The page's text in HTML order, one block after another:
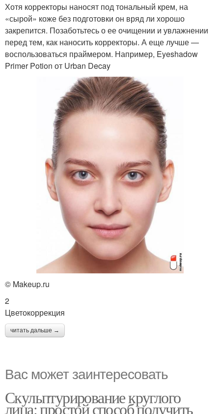
Хотя корректоры наносят под тональный крем, на
«сырой» коже без подготовки он вряд ли хорошо
закрепится. Позаботьтесь о ее очищении и увлажнении
перед тем, как наносить корректоры. А еще лучше —
воспользоваться праймером. Например, Eyeshadow
Primer Potion от Urban Decay
© Makeup.ru
2
Цветокоррекция
читать дальше →
Вас может заинтересовать
Скульптурирование круглого
лица: простой способ получить